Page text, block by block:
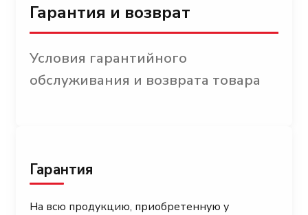
Гарантия и возврат
Условия гарантийного
обслуживания и возврата товара
Гарантия
На всю продукцию, приобретенную у